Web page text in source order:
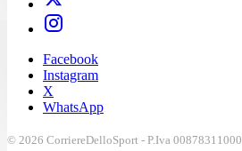
Facebook
Instagram
X
WhatsApp
© 2026 CorriereDelloSport - P.Iva 00878311000